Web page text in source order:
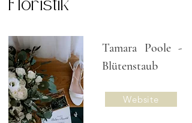
Floristik
Tamara Poole -
Blütenstaub
Website